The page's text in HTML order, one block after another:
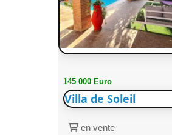
145 000 Euro
Villa de Soleil
en vente